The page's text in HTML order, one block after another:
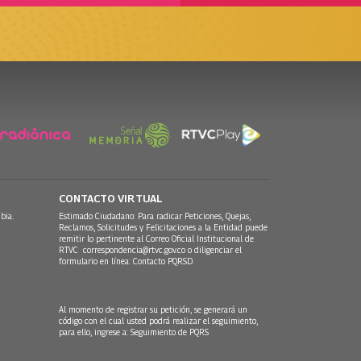
CONTACTO VIRTUAL
Estimado Ciudadano: Para radicar Peticiones, Quejas,
Reclamos, Solicitudes y Felicitaciones a la Entidad puede
remitir lo pertinente al Correo Oficial Institucional de
RTVC correspondencia@rtvc.gov.co o diligenciar el
formulario en línea: Contacto PQRSD.
Al momento de registrar su petición, se generará un
código con el cual usted podrá realizar el seguimiento,
para ello, ingrese a: Seguimiento de PQRS